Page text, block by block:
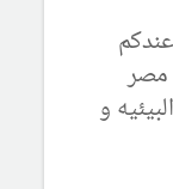
مصر
و